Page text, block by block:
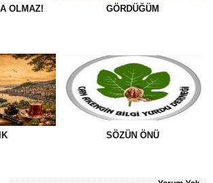
OLMAZ! GÖRDÜĞÜM
SÖZÜN ÖNÜ